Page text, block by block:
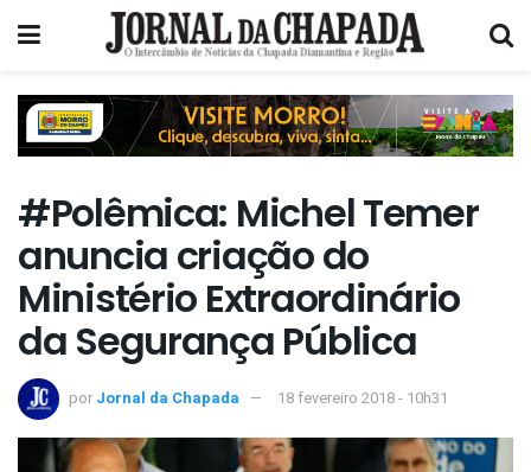
#Polêmica: Michel Temer
anuncia criação do
Ministério Extraordinário
da Segurança Pública
por Jornal da Chapada 18 fevereiro 2018 - 10h31